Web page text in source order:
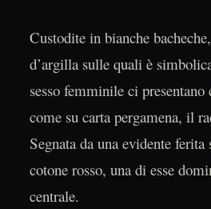
Custodite in bianche
d’argilla sulle quali è
sesso femminile ci presentano
come su carta pergamena, il
Segnata da una evidente ferita
cotone rosso, una di esse
centrale.